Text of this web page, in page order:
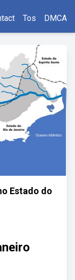
Tos DMCA
Estado do